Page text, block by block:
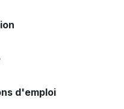
d'emploi